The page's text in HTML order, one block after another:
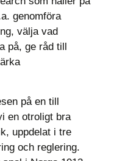
genomföra
välja vad
på, ge råd till
på en till
en otroligt bra
uppdelat i tre
och reglering.